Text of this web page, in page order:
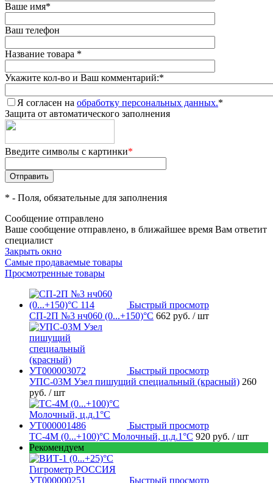
Ваше имя*
Ваш телефон
Название товара *
Укажите кол-во и Ваш комментарий:*
Я согласен на обработку персональных данных.*
Защита от автоматического заполнения
Введите символы с картинки*
* - Поля, обязательные для заполнения
Сообщение отправлено
Ваше сообщение отправлено, в ближайшее время Вам ответит
специалист
Закрыть окно
Самые продаваемые товары
Просмотренные товары
Быстрый просмотр
СП-2П №3 нч060 (0...+150)°С 662 руб. / шт
Быстрый просмотр
УПС-03М Узел пишущий специальный (красный) 260
руб. / шт
Быстрый просмотр
ТС-4М (0...+100)°С Молочный, ц.д.1°С 920 руб. / шт
Рекомендуем
Быстрый просмотр